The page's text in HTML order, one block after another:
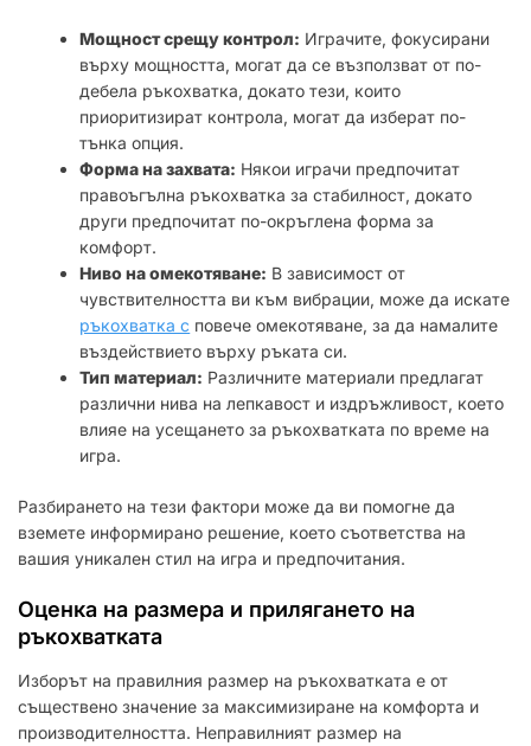
Мощност срещу контрол: Играчите, фокусирани
върху мощността, могат да се възползват от по-
дебела ръкохватка, докато тези, които
приоритизират контрола, могат да изберат по-
тънка опция.
Форма на захвата: Някои играчи предпочитат
правоъгълна ръкохватка за стабилност, докато
други предпочитат по-окръглена форма за
комфорт.
Ниво на омекотяване: В зависимост от
чувствителността ви към вибрации, може да искате
ръкохватка с повече омекотяване, за да намалите
въздействието върху ръката си.
Тип материал: Различните материали предлагат
различни нива на лепкавост и издръжливост, което
влияе на усещането за ръкохватката по време на
игра.
Разбирането на тези фактори може да ви помогне да
вземете информирано решение, което съответства на
вашия уникален стил на игра и предпочитания.
Оценка на размера и прилягането на
ръкохватката
Изборът на правилния размер на ръкохватката е от
съществено значение за максимизиране на комфорта и
производителността. Неправилният размер на